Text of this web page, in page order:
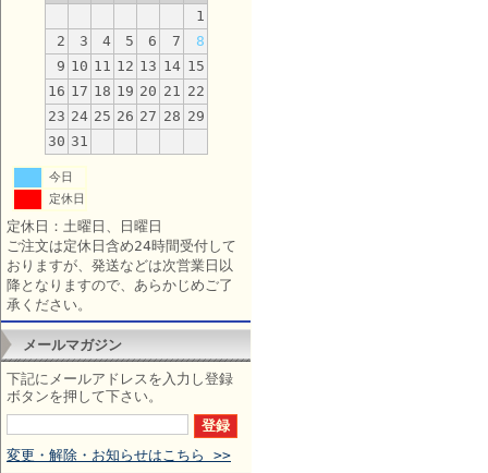
1
2
3 4 5 6 7
8
9 10 11 12 13 14 15
16 17 18 19 20 21 22
23 24 25 26 27 28 29
30 31
今日
定休日
定休日：土曜日、日曜日
ご注文は定休日含め24時間受付して
おりますが、発送などは次営業日以
降となりますので、あらかじめご了
承ください。
メールマガジン
下記にメールアドレスを入力し登録
ボタンを押して下さい。
変更・解除・お知らせはこちら >>